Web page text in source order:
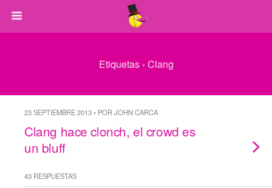
Etiquetas › Clang
23 SEPTIEMBRE 2013 • POR JOHN CARCA
Clang hace clonch, el crowd es
un bluff
43 RESPUESTAS